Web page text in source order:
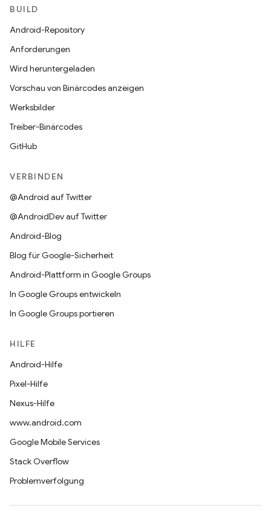
BUILD
Android-Repository
Anforderungen
Wird heruntergeladen
Vorschau von Binärcodes anzeigen
Werksbilder
Treiber-Binärcodes
GitHub
VERBINDEN
@Android auf Twitter
@AndroidDev auf Twitter
Android-Blog
Blog für Google-Sicherheit
Android-Plattform in Google Groups
In Google Groups entwickeln
In Google Groups portieren
HILFE
Android-Hilfe
Pixel-Hilfe
Nexus-Hilfe
www.android.com
Google Mobile Services
Stack Overflow
Problemverfolgung